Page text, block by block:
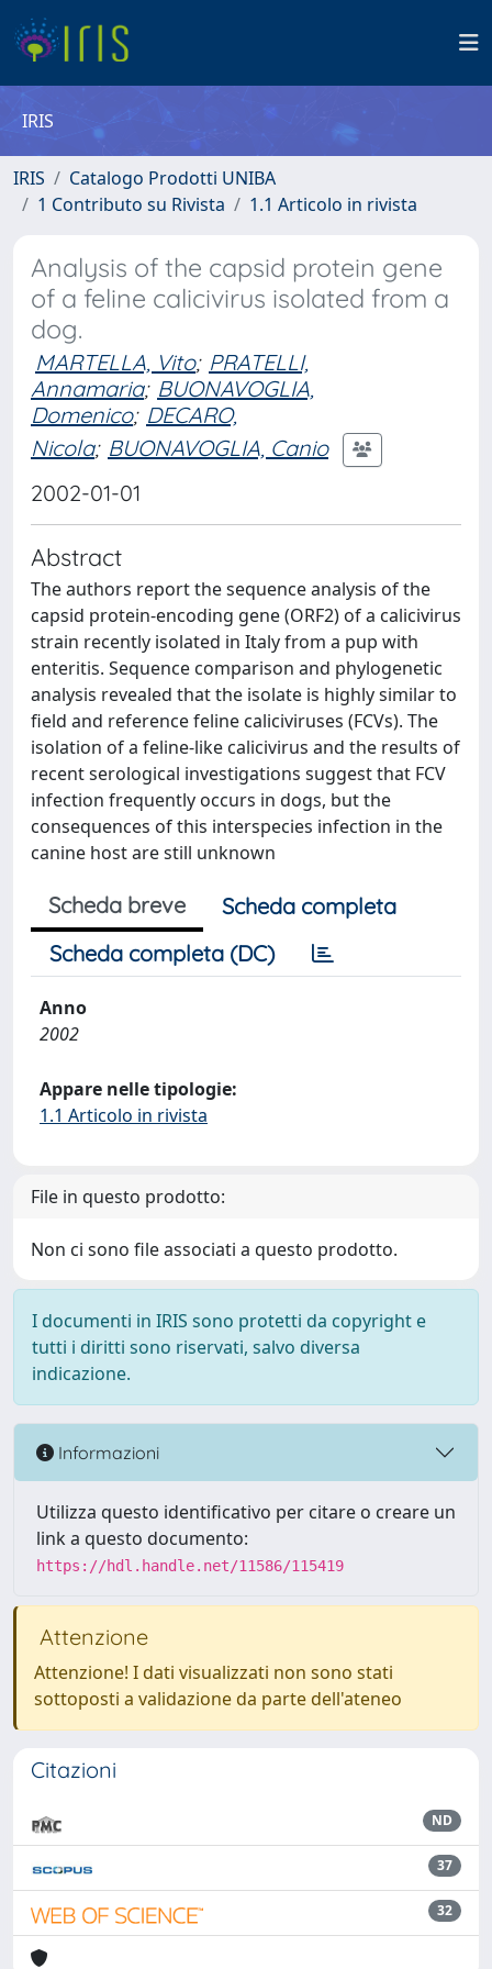
IRIS
IRIS
Catalogo Prodotti UNIBA
1 Contributo su Rivista
1.1 Articolo in rivista
Analysis of the capsid protein gene
of a feline calicivirus isolated from a
dog.
MARTELLA, Vito; PRATELLI,
Annamaria; BUONAVOGLIA,
Domenico; DECARO,
Nicola; BUONAVOGLIA, Canio
2002-01-01
Abstract
The authors report the sequence analysis of the
capsid protein-encoding gene (ORF2) of a calicivirus
strain recently isolated in Italy from a pup with
enteritis. Sequence comparison and phylogenetic
analysis revealed that the isolate is highly similar to
field and reference feline caliciviruses (FCVs). The
isolation of a feline-like calicivirus and the results of
recent serological investigations suggest that FCV
infection frequently occurs in dogs, but the
consequences of this interspecies infection in the
canine host are still unknown
Scheda breve
Scheda completa
Scheda completa (DC)
Anno
2002
Appare nelle tipologie:
1.1 Articolo in rivista
File in questo prodotto:
Non ci sono file associati a questo prodotto.
I documenti in IRIS sono protetti da copyright e
tutti i diritti sono riservati, salvo diversa
indicazione.
Informazioni
Utilizza questo identificativo per citare o creare un
link a questo documento:
https://hdl.handle.net/11586/115419
Attenzione
Attenzione! I dati visualizzati non sono stati
sottoposti a validazione da parte dell'ateneo
Citazioni
ND
37
32